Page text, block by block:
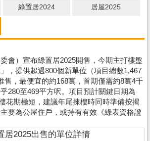
綠置居2024 居屋2025
會）宣布綠置居2025開售，今期主打樓盤
，提供超過800個新單位（項目總數1,467
售，最便宜的約168萬，首期僅需約8萬4千
280至469平方呎。項目預計關鍵日期為
花期極短，建議年尾揀樓時同時準備按揭
要為公屋住戶，或持有有效《綠表資格證
居2025出售的單位詳情